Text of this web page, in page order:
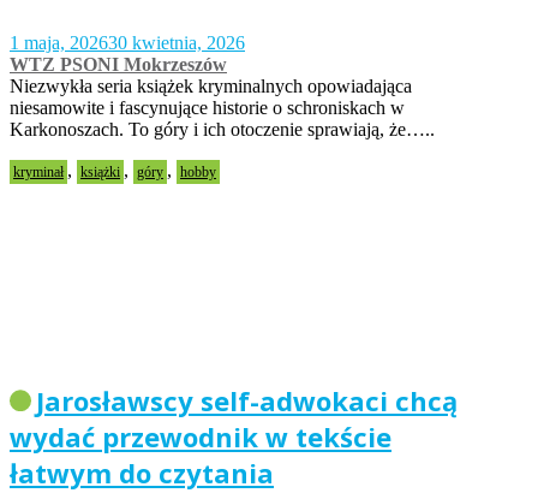
1 maja, 202630 kwietnia, 2026
WTZ PSONI Mokrzeszów
Niezwykła seria książek kryminalnych opowiadająca
niesamowite i fascynujące historie o schroniskach w
Karkonoszach. To góry i ich otoczenie sprawiają, że…..
kryminał , książki , góry , hobby
Jarosławscy self-adwokaci chcą
wydać przewodnik w tekście
łatwym do czytania